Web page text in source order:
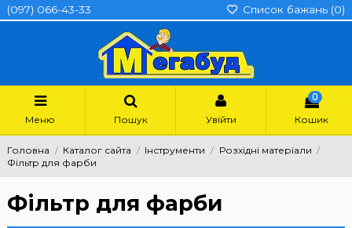
(097) 066-43-33 Список бажань (0)
Меню Пошук Увійти
0
Кошик
Головна Каталог сайта Інструменти
Розхідні матеріали
Фільтр для фарби
Фільтр для фарби